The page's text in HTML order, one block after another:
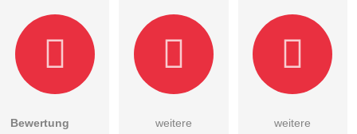
Bewertung
weitere
weitere